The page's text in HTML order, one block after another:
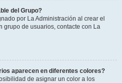
del Grupo?
por La Administración al crear el
grupo de usuarios, contacte con La
aparecen en diferentes colores?
de asignar un color a los